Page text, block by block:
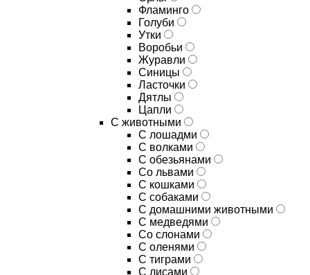
Фламинго
Голуби
Утки
Воробьи
Журавли
Синицы
Ласточки
Дятлы
Цапли
С животными
С лошадми
С волками
С обезьянами
Со львами
С кошками
С собаками
С домашними животными
С медведями
Со слонами
С оленями
С тиграми
С лисами